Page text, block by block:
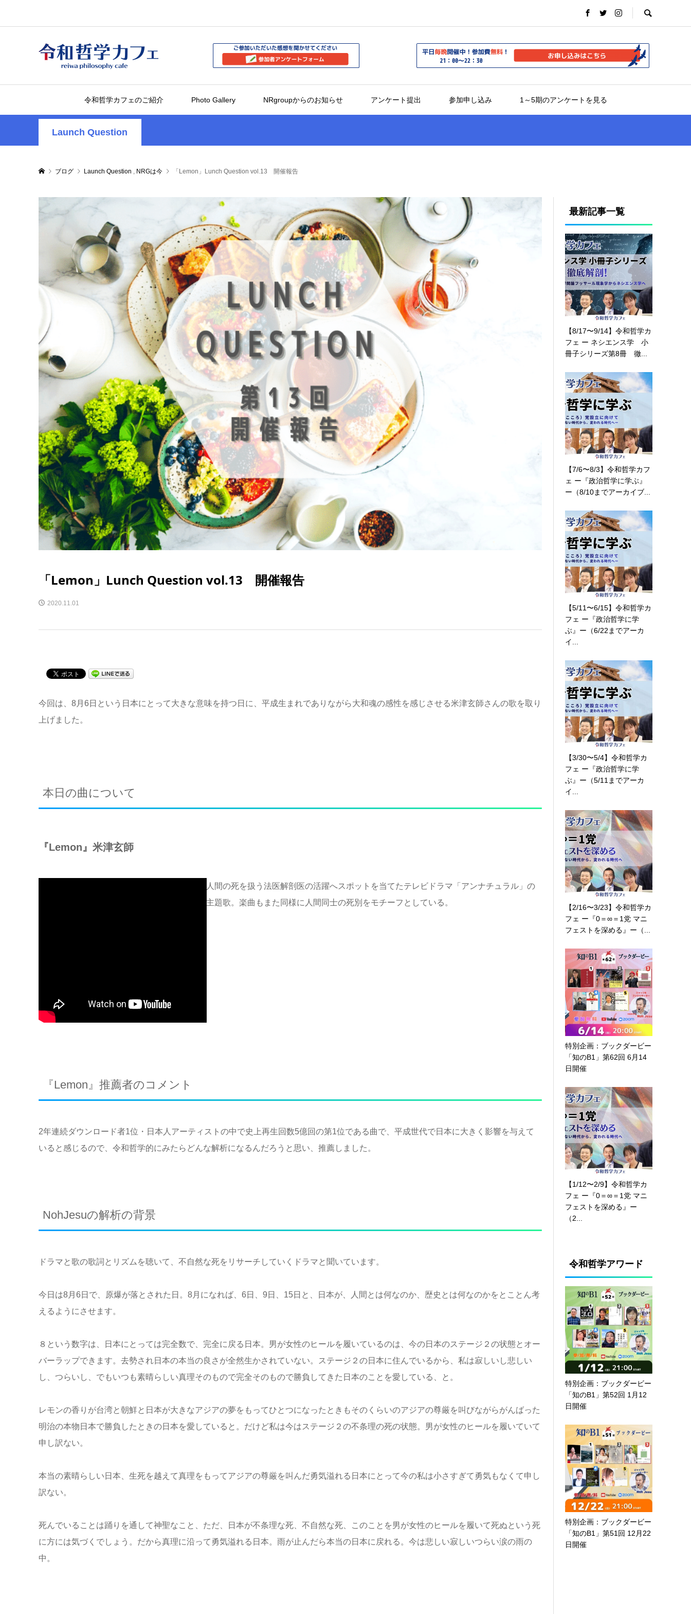
令和哲学カフェのご紹介 Photo Gallery NRgroupからのお知らせ アンケート提出 参加申し込み 1～5期のアンケートを見る
Launch Question
ブログ Launch Question , NRGは今 「Lemon」Lunch Question vol.13 開催報告
「Lemon」Lunch Question vol.13 開催報告
2020.11.01
今回は、8月6日という日本にとって大きな意味を持つ日に、平成生まれでありながら大和魂の感性を感じさせる米津玄師さんの歌を取り
上げました。
本日の曲について
『Lemon』米津玄師
人間の死を扱う法医解剖医の活躍へスポットを当てたテレビドラマ「アンナチュラル」の
主題歌。楽曲もまた同様に人間同士の死別をモチーフとしている。
『Lemon』推薦者のコメント
2年連続ダウンロード者1位・日本人アーティストの中で史上再生回数5億回の第1位である曲で、平成世代で日本に大きく影響を与えて
いると感じるので、令和哲学的にみたらどんな解析になるんだろうと思い、推薦しました。
NohJesuの解析の背景
ドラマと歌の歌詞とリズムを聴いて、不自然な死をリサーチしていくドラマと聞いています。
今日は8月6日で、原爆が落とされた日。8月になれば、6日、9日、15日と、日本が、人間とは何なのか、歴史とは何なのかをとことん考
えるようにさせます。
８という数字は、日本にとっては完全数で、完全に戻る日本。男が女性のヒールを履いているのは、今の日本のステージ２の状態とオー
バーラップできます。去勢され日本の本当の良さが全然生かされていない。ステージ２の日本に住んでいるから、私は寂しいし悲しい
し、つらいし、でもいつも素晴らしい真理そのもので完全そのもので勝負してきた日本のことを愛している、と。
レモンの香りが台湾と朝鮮と日本が大きなアジアの夢をもってひとつになったときもそのくらいのアジアの尊厳を叫びながらがんばった
明治の本物日本で勝負したときの日本を愛していると。だけど私は今はステージ２の不条理の死の状態。男が女性のヒールを履いていて
申し訳ない。
本当の素晴らしい日本、生死を越えて真理をもってアジアの尊厳を叫んだ勇気溢れる日本にとって今の私は小さすぎて勇気もなくて申し
訳ない。
死んでいることは踊りを通して神聖なこと、ただ、日本が不条理な死、不自然な死、このことを男が女性のヒールを履いて死ぬという死
に方には気づくでしょう。だから真理に沿って勇気溢れる日本。雨が止んだら本当の日本に戻れる。今は悲しい寂しいつらい涙の雨の
中。
最新記事一覧
【8/17〜9/14】令和哲学カ
フェ ー ネシエンス学 小
冊子シリーズ第8冊 徹...
【7/6〜8/3】令和哲学カフ
ェ ー『政治哲学に学ぶ』
ー（8/10までアーカイブ...
【5/11〜6/15】令和哲学カ
フェ ー『政治哲学に学
ぶ』ー（6/22までアーカ
イ...
【3/30〜5/4】令和哲学カ
フェ ー『政治哲学に学
ぶ』ー（5/11までアーカ
イ...
【2/16〜3/23】令和哲学カ
フェ ー『0＝∞＝1党 マニ
フェストを深める』ー（...
特別企画：ブックダービー
「知のB1」第62回 6月14
日開催
【1/12〜2/9】令和哲学カ
フェ ー『0＝∞＝1党 マニ
フェストを深める』ー
（2...
令和哲学アワード
特別企画：ブックダービー
「知のB1」第52回 1月12
日開催
特別企画：ブックダービー
「知のB1」第51回 12月22
日開催